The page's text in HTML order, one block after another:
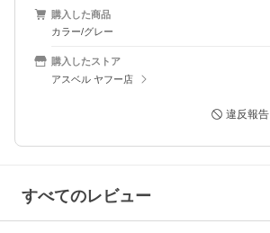
購入した商品
カラー/グレー
購入したストア
アスベル ヤフー店
違反報告
すべてのレビュー